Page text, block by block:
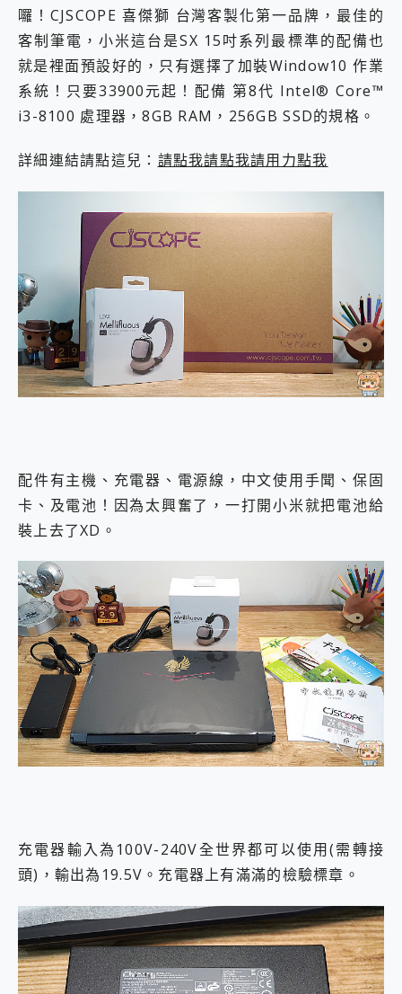
囉！CJSCOPE 喜傑獅 台灣客製化第一品牌，最佳的
客制筆電，小米這台是SX 15吋系列最標準的配備也
就是裡面預設好的，只有選擇了加裝Window10 作業
系統！只要33900元起！配備 第8代 Intel® Core™
i3-8100 處理器，8GB RAM，256GB SSD的規格。
詳細連結請點這兒： 請點我請點我請用力點我
配件有主機、充電器、電源線，中文使用手聞、保固
卡、及電池！因為太興奮了，一打開小米就把電池給
裝上去了XD。
充電器輸入為100V-240V全世界都可以使用(需轉接
頭)，輸出為19.5V。充電器上有滿滿的檢驗標章。